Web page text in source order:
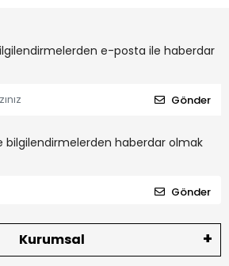
e-posta ile haberdar
Gönder
bilgilendirmelerden haberdar olmak
Gönder
Kurumsal